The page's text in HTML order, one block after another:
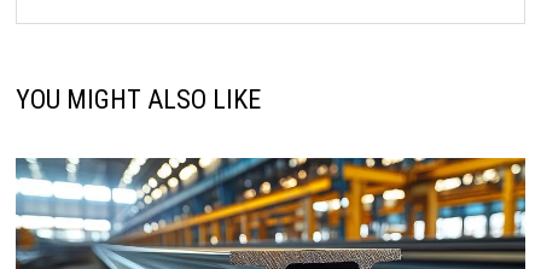
YOU MIGHT ALSO LIKE